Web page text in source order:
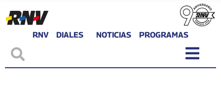
RNV DIALES NOTICIAS PROGRAMAS